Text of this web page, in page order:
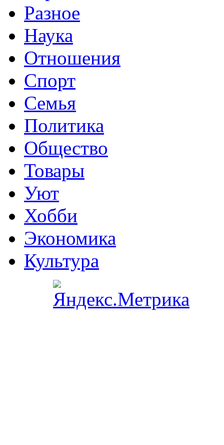
Разное
Наука
Отношения
Спорт
Семья
Политика
Общество
Товары
Уют
Хобби
Экономика
Культура